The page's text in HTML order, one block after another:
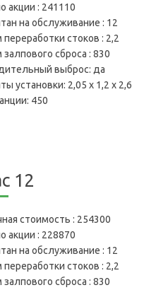
акции : 241110
на обслуживание : 12
стоков : 2,2
сброса : 830
выброс: да
установки: 2,05 х 1,2 х 2,6
450
12
стоимость : 254300
акции : 228870
на обслуживание : 12
стоков : 2,2
сброса : 830